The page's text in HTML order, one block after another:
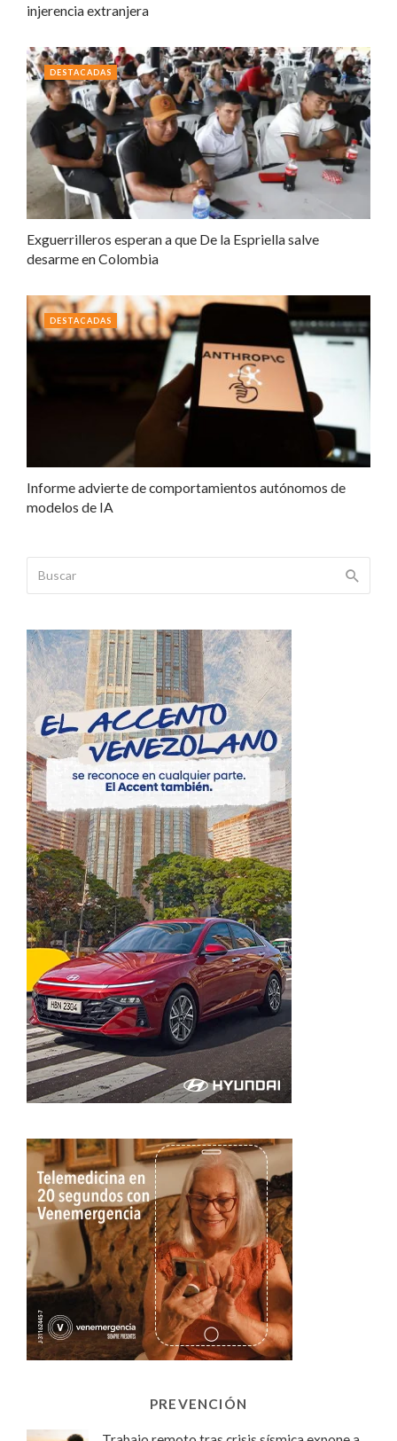
injerencia extranjera
Exguerrilleros esperan a que De la Espriella salve
desarme en Colombia
DESTACADAS
Informe advierte de comportamientos autónomos de
modelos de IA
DESTACADAS
PREVENCIÓN